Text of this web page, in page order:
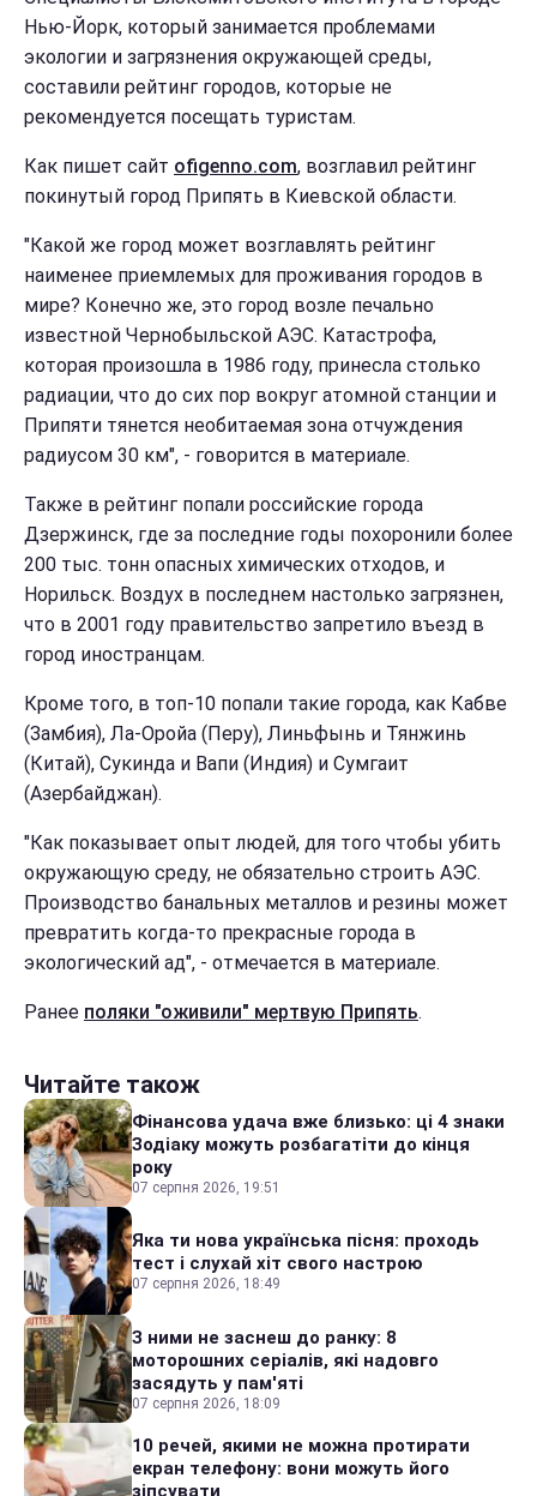
Нью-Йорк, который занимается проблемами
экологии и загрязнения окружающей среды,
составили рейтинг городов, которые не
рекомендуется посещать туристам.
Как пишет сайт ofigenno.com, возглавил рейтинг
покинутый город Припять в Киевской области.
"Какой же город может возглавлять рейтинг
наименее приемлемых для проживания городов в
мире? Конечно же, это город возле печально
известной Чернобыльской АЭС. Катастрофа,
которая произошла в 1986 году, принесла столько
радиации, что до сих пор вокруг атомной станции и
Припяти тянется необитаемая зона отчуждения
радиусом 30 км", - говорится в материале.
Также в рейтинг попали российские города
Дзержинск, где за последние годы похоронили более
200 тыс. тонн опасных химических отходов, и
Норильск. Воздух в последнем настолько загрязнен,
что в 2001 году правительство запретило въезд в
город иностранцам.
Кроме того, в топ-10 попали такие города, как Кабве
(Замбия), Ла-Оройа (Перу), Линьфынь и Тянжинь
(Китай), Сукинда и Вапи (Индия) и Сумгаит
(Азербайджан).
"Как показывает опыт людей, для того чтобы убить
окружающую среду, не обязательно строить АЭС.
Производство банальных металлов и резины может
превратить когда-то прекрасные города в
экологический ад", - отмечается в материале.
Ранее поляки "оживили" мертвую Припять.
Читайте також
Фінансова удача вже близько: ці 4 знаки
Зодіаку можуть розбагатіти до кінця
року
07 серпня 2026, 19:51
Яка ти нова українська пісня: проходь
тест і слухай хіт свого настрою
07 серпня 2026, 18:49
З ними не заснеш до ранку: 8
моторошних серіалів, які надовго
засядуть у пам'яті
07 серпня 2026, 18:09
10 речей, якими не можна протирати
екран телефону: вони можуть його
зіпсувати